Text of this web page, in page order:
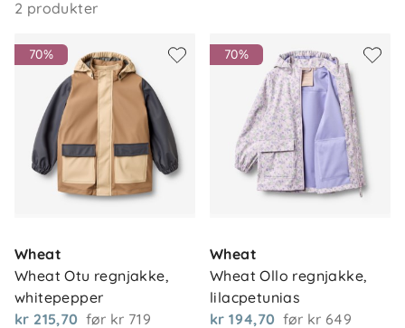
2 produkter
70%
Wheat
Wheat Otu regnjakke,
whitepepper
kr 215,70 før kr 719
70%
Wheat
Wheat Ollo regnjakke,
lilacpetunias
kr 194,70 før kr 649
Om oss
Våre butikker
Kontakt oss